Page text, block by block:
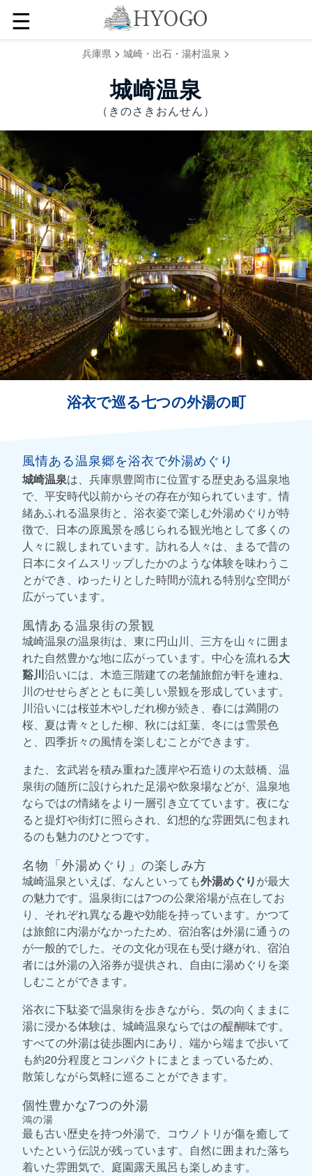
☰
兵庫県 > 城崎・出石・湯村温泉 >
城崎温泉
（きのさきおんせん）
浴衣で巡る七つの外湯の町
風情ある温泉郷を浴衣で外湯めぐり
城崎温泉は、兵庫県豊岡市に位置する歴史ある温泉地
で、平安時代以前からその存在が知られています。情
緒あふれる温泉街と、浴衣姿で楽しむ外湯めぐりが特
徴で、日本の原風景を感じられる観光地として多くの
人々に親しまれています。訪れる人々は、まるで昔の
日本にタイムスリップしたかのような体験を味わうこ
とができ、ゆったりとした時間が流れる特別な空間が
広がっています。
風情ある温泉街の景観
城崎温泉の温泉街は、東に円山川、三方を山々に囲ま
れた自然豊かな地に広がっています。中心を流れる大
谿川沿いには、木造三階建ての老舗旅館が軒を連ね、
川のせせらぎとともに美しい景観を形成しています。
川沿いには桜並木やしだれ柳が続き、春には満開の
桜、夏は青々とした柳、秋には紅葉、冬には雪景色
と、四季折々の風情を楽しむことができます。
また、玄武岩を積み重ねた護岸や石造りの太鼓橋、温
泉街の随所に設けられた足湯や飲泉場などが、温泉地
ならではの情緒をより一層引き立てています。夜にな
ると提灯や街灯に照らされ、幻想的な雰囲気に包まれ
るのも魅力のひとつです。
名物「外湯めぐり」の楽しみ方
城崎温泉といえば、なんといっても外湯めぐりが最大
の魅力です。温泉街には7つの公衆浴場が点在してお
り、それぞれ異なる趣や効能を持っています。かつて
は旅館に内湯がなかったため、宿泊客は外湯に通うの
が一般的でした。その文化が現在も受け継がれ、宿泊
者には外湯の入浴券が提供され、自由に湯めぐりを楽
しむことができます。
浴衣に下駄姿で温泉街を歩きながら、気の向くままに
湯に浸かる体験は、城崎温泉ならではの醍醐味です。
すべての外湯は徒歩圏内にあり、端から端まで歩いて
も約20分程度とコンパクトにまとまっているため、
散策しながら気軽に巡ることができます。
個性豊かな7つの外湯
鴻の湯
最も古い歴史を持つ外湯で、コウノトリが傷を癒して
いたという伝説が残っています。自然に囲まれた落ち
着いた雰囲気で、庭園露天風呂も楽しめます。